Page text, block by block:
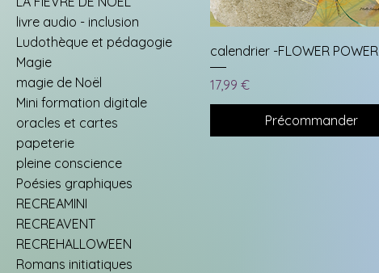
livre audio - inclusion
Ludothèque et pédagogie
Magie
magie de Noël
Mini formation digitale
oracles et cartes
papeterie
pleine conscience
Poésies graphiques
RECREAMINI
RECREAVENT
RECREHALLOWEEN
Romans initiatiques
calendrier -FLOWER POWER
Prix
17,99 €
Précommander